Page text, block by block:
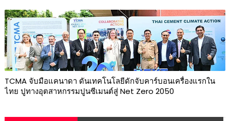
TCMA จับมือแคนาดา ดันเทคโนโลยีดักจับคาร์บอนเครื่องแรกใน
ไทย ปูทางอุตสาหกรรมปูนซีเมนต์สู่ Net Zero 2050